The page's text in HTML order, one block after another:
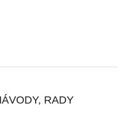
RADY